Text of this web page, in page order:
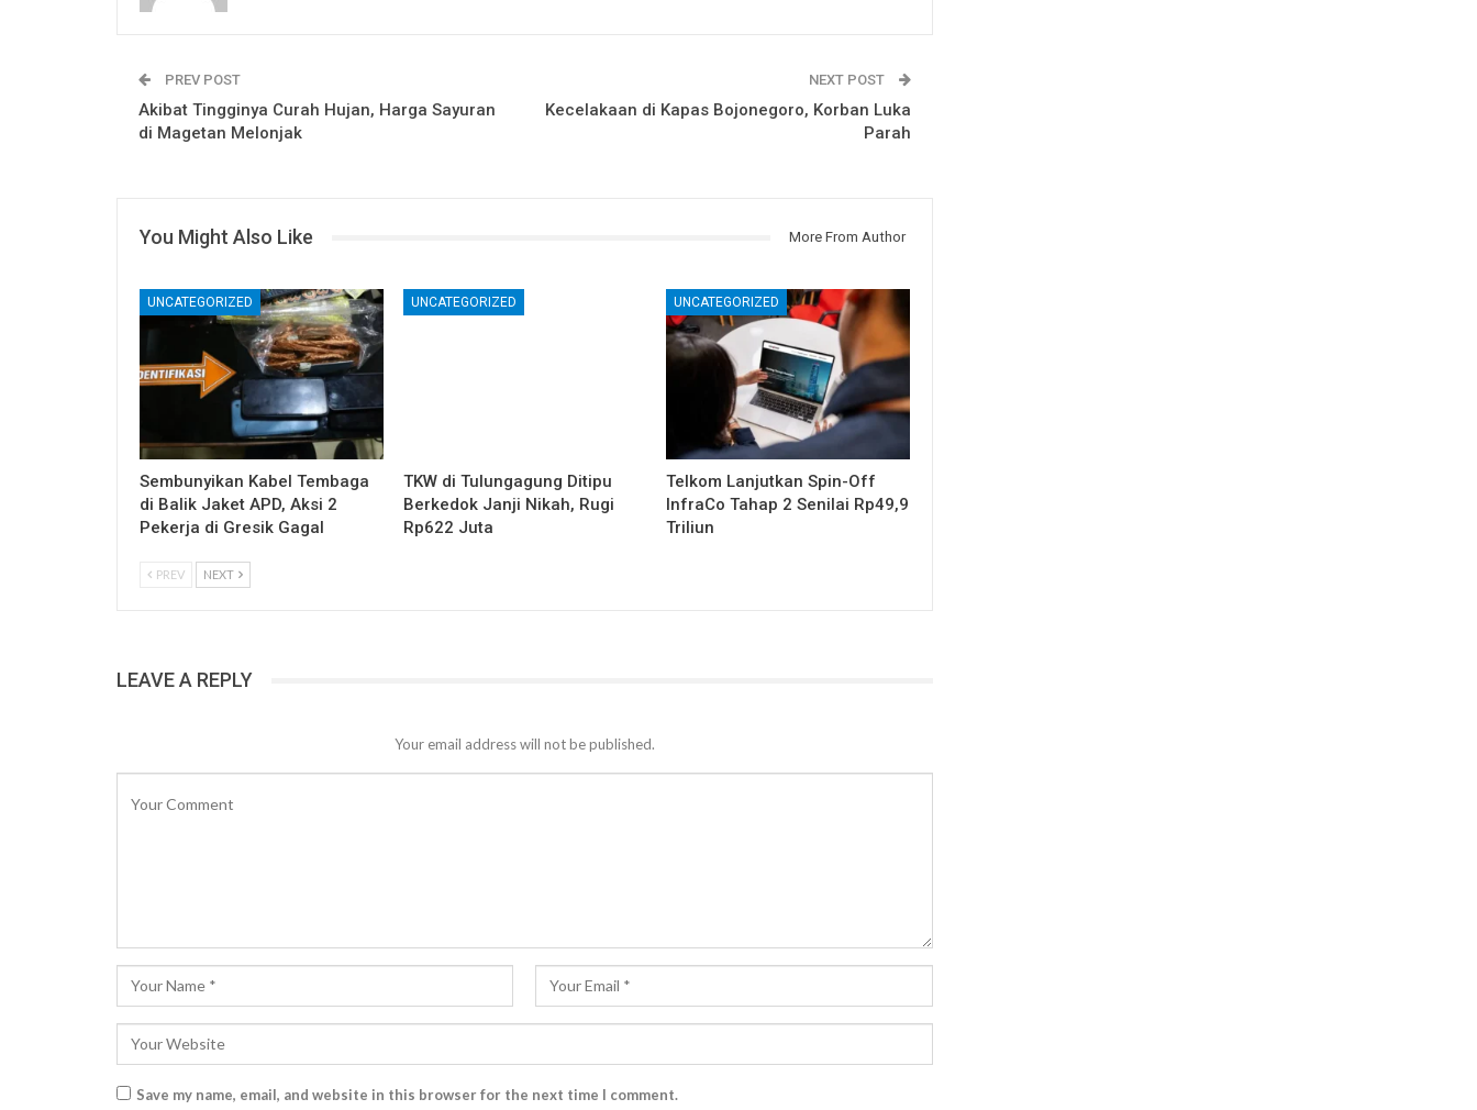
PREV POST
Akibat Tingginya Curah Hujan, Harga Sayuran
di Magetan Melonjak
NEXT POST
Kecelakaan di Kapas Bojonegoro, Korban Luka
Parah
You Might Also Like More From Author
UNCATEGORIZED
Sembunyikan Kabel Tembaga
di Balik Jaket APD, Aksi 2
Pekerja di Gresik Gagal
UNCATEGORIZED
TKW di Tulungagung Ditipu
Berkedok Janji Nikah, Rugi
Rp622 Juta
UNCATEGORIZED
Telkom Lanjutkan Spin-Off
InfraCo Tahap 2 Senilai Rp49,9
Triliun
PREV NEXT
LEAVE A REPLY
Your email address will not be published.
Save my name, email, and website in this browser for the next time I comment.